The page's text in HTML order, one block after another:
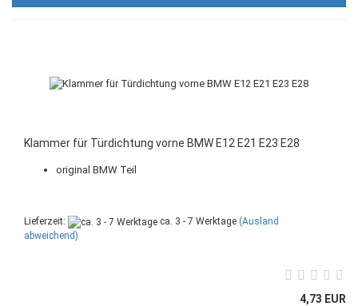
Klammer für Türdichtung vorne BMW E12 E21 E23 E28
original BMW Teil
Lieferzeit: ca. 3 - 7 Werktage (Ausland
abweichend)
4,73 EUR